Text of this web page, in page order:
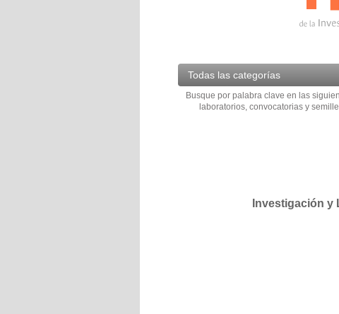
Todas las categorías
Busque por palabra clave en las
laboratorios, convocatorias y
Investigación y